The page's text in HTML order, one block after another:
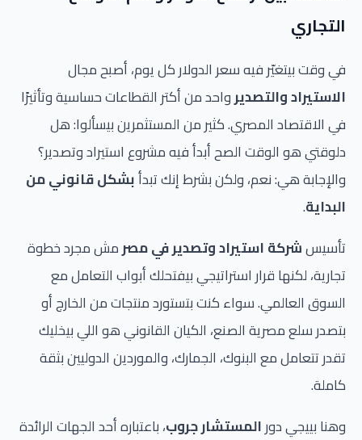
التجاري
في وقت بيتغيّر فيه سعر الدولار كل يوم، أصبح مجال
الاستيراد والتصديرواحد من أكتر القطاعات حساسية وتأثيرًا
في الاقتصاد المصري. كثير من المستثمرين بيسألوا: هل
دلوقتي هو الوقت الصح أبدأ فيه مشروع استيراد وتصدير؟
والإجابة هي: نعم، ولكن بشرط إنك تبدأبشكل قانوني من
البداية.
تأسيسشركة استيراد وتصدير في مصرمش مجرد خطوة
تجارية، لكنها قرار استراتيجي بيفتحلك أبواب التعامل مع
السوق العالمي. سواء كنت بتستورد منتجات من الخارج أو
بتصدر سلع مصرية الصنع، الكيان القانوني هو اللي بيخليك
تقدر تتعامل مع البنوك، الجمارك، والموردين الدوليين بثقة
كاملة.
وهنا بييجي دورالمستشار جروب، باعتباره أحد الجهات الرائدة